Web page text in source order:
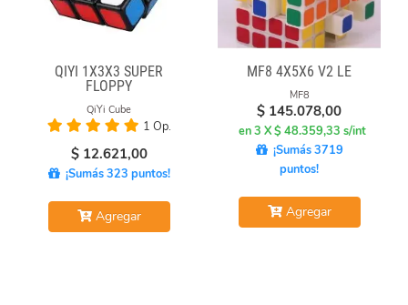
QIYI 1X3X3 SUPER
FLOPPY
QiYi Cube
1 Op.
$ 12.621,00
¡Sumás 323 puntos!
Agregar
MF8 4X5X6 V2 LE
MF8
$ 145.078,00
en 3 X $ 48.359,33 s/int
¡Sumás 3719
puntos!
Agregar